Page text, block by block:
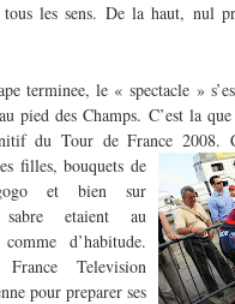
tous les sens. De la haut, nul
terminee, le « spectacle »
pied des Champs. C’est la
du Tour de France 2008.
filles, bouquets de
et bien sur
sabre etaient au
d’habitude.
Television
pour preparer ses